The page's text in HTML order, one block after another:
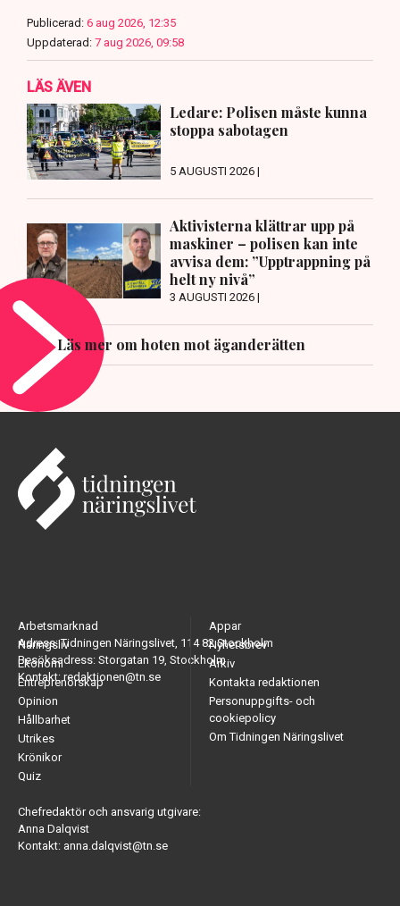
Publicerad: 6 aug 2026, 12:35
Uppdaterad: 7 aug 2026, 09:58
LÄS ÄVEN
Ledare: Polisen måste kunna
stoppa sabotagen
5 AUGUSTI 2026 |
Aktivisterna klättrar upp på
maskiner – polisen kan inte
avvisa dem: ”Upptrappning på
helt ny nivå”
3 AUGUSTI 2026 |
Läs mer om hoten mot äganderätten
Adress: Tidningen Näringslivet, 114 82 Stockholm
Besöksadress: Storgatan 19, Stockholm
Kontakt: redaktionen@tn.se
Arbetsmarknad
Näringsliv
Ekonomi
Entreprenörskap
Opinion
Hållbarhet
Utrikes
Krönikor
Quiz
Appar
Nyhetsbrev
Arkiv
Kontakta redaktionen
Personuppgifts- och
cookiepolicy
Om Tidningen Näringslivet
Chefredaktör och ansvarig utgivare:
Anna Dalqvist
Kontakt: anna.dalqvist@tn.se